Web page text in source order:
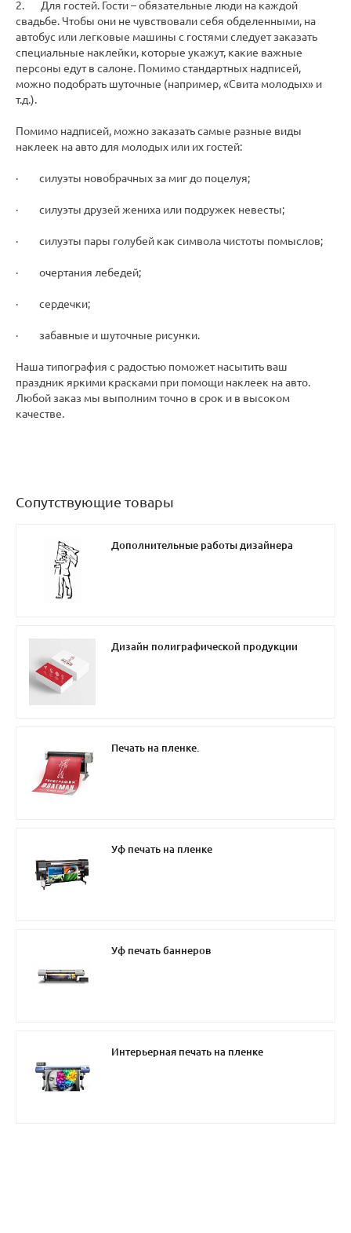
2. Для гостей. Гости – обязательные люди на каждой
свадьбе. Чтобы они не чувствовали себя обделенными, на
автобус или легковые машины с гостями следует заказать
специальные наклейки, которые укажут, какие важные
персоны едут в салоне. Помимо стандартных надписей,
можно подобрать шуточные (например, «Свита молодых» и
т.д.).
Помимо надписей, можно заказать самые разные виды
наклеек на авто для молодых или их гостей:
· силуэты новобрачных за миг до поцелуя;
· силуэты друзей жениха или подружек невесты;
· силуэты пары голубей как символа чистоты помыслов;
· очертания лебедей;
· сердечки;
· забавные и шуточные рисунки.
Наша типография с радостью поможет насытить ваш
праздник яркими красками при помощи наклеек на авто.
Любой заказ мы выполним точно в срок и в высоком
качестве.
Сопутствующие товары
Дополнительные работы дизайнера
Дизайн полиграфической продукции
Печать на пленке.
Уф печать на пленке
Уф печать баннеров
Интерьерная печать на пленке